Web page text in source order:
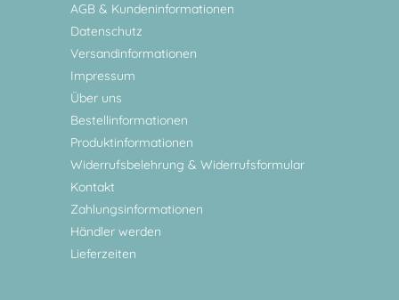
AGB & Kundeninformationen
Datenschutz
Versandinformationen
Impressum
Über uns
Bestellinformationen
Produktinformationen
Widerrufsbelehrung & Widerrufsformular
Kontakt
Zahlungsinformationen
Händler werden
Lieferzeiten